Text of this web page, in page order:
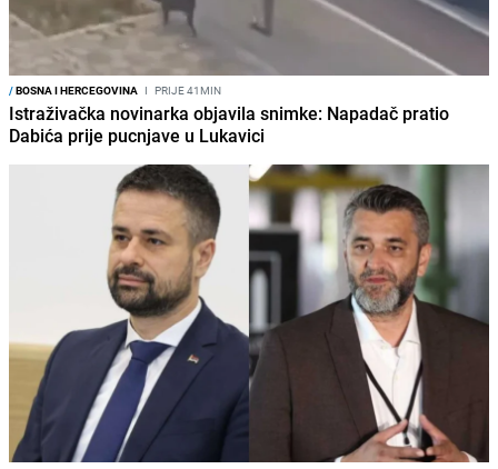
/BOSNA I HERCEGOVINA I PRIJE 41MIN
Istraživačka novinarka objavila snimke: Napadač pratio
Dabića prije pucnjave u Lukavici